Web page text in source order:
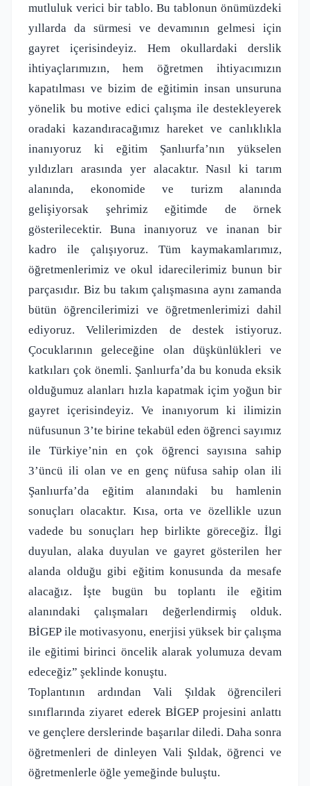
mutluluk verici bir tablo. Bu tablonun önümüzdeki
yıllarda da sürmesi ve devamının gelmesi için
gayret içerisindeyiz. Hem okullardaki derslik
ihtiyaçlarımızın, hem öğretmen ihtiyacımızın
kapatılması ve bizim de eğitimin insan unsuruna
yönelik bu motive edici çalışma ile destekleyerek
oradaki kazandıracağımız hareket ve canlıklıkla
inanıyoruz ki eğitim Şanlıurfa’nın yükselen
yıldızları arasında yer alacaktır. Nasıl ki tarım
alanında, ekonomide ve turizm alanında
gelişiyorsak şehrimiz eğitimde de örnek
gösterilecektir. Buna inanıyoruz ve inanan bir
kadro ile çalışıyoruz. Tüm kaymakamlarımız,
öğretmenlerimiz ve okul idarecilerimiz bunun bir
parçasıdır. Biz bu takım çalışmasına aynı zamanda
bütün öğrencilerimizi ve öğretmenlerimizi dahil
ediyoruz. Velilerimizden de destek istiyoruz.
Çocuklarının geleceğine olan düşkünlükleri ve
katkıları çok önemli. Şanlıurfa’da bu konuda eksik
olduğumuz alanları hızla kapatmak içim yoğun bir
gayret içerisindeyiz. Ve inanıyorum ki ilimizin
nüfusunun 3’te birine tekabül eden öğrenci sayımız
ile Türkiye’nin en çok öğrenci sayısına sahip
3’üncü ili olan ve en genç nüfusa sahip olan ili
Şanlıurfa’da eğitim alanındaki bu hamlenin
sonuçları olacaktır. Kısa, orta ve özellikle uzun
vadede bu sonuçları hep birlikte göreceğiz. İlgi
duyulan, alaka duyulan ve gayret gösterilen her
alanda olduğu gibi eğitim konusunda da mesafe
alacağız. İşte bugün bu toplantı ile eğitim
alanındaki çalışmaları değerlendirmiş olduk.
BİGEP ile motivasyonu, enerjisi yüksek bir çalışma
ile eğitimi birinci öncelik alarak yolumuza devam
edeceğiz” şeklinde konuştu.
Toplantının ardından Vali Şıldak öğrencileri
sınıflarında ziyaret ederek BİGEP projesini anlattı
ve gençlere derslerinde başarılar diledi. Daha sonra
öğretmenleri de dinleyen Vali Şıldak, öğrenci ve
öğretmenlerle öğle yemeğinde buluştu.